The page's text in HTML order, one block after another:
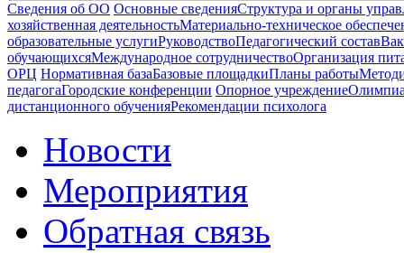
Сведения об ОО Основные сведенияСтруктура и органы
хозяйственная деятельностьМатериально-техническое
образовательные услугиРуководствоПедагогический состав
обучающихсяМеждународное сотрудничествоОрганизация
ОРЦ Нормативная базаБазовые площадкиПланы работы
педагогаГородские конференции Опорное учреждение
дистанционного обученияРекомендации психолога
Новости
Мероприятия
Обратная связь